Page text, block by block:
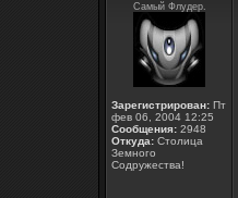
Самый Флудер.
Зарегистрирован: Пт
фев 06, 2004 12:25
Сообщения: 2948
Откуда: Столица
Земного
Содружества!